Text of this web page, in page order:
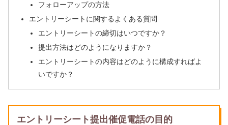
フォローアップの方法
エントリーシートに関するよくある質問
エントリーシートの締切はいつですか？
提出方法はどのようになりますか？
エントリーシートの内容はどのように構成すればよ
いですか？
エントリーシート提出催促電話の目的